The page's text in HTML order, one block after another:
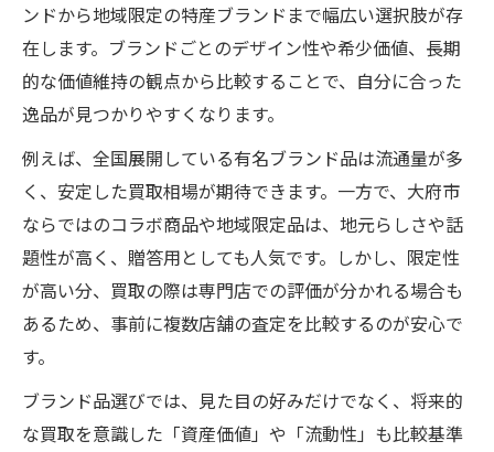
大府市発ブランド品の魅力を探る
ブランド品文化が根付く理由を解説
愛知県大府市で注目のブランド品傾向
ブランド品選びと買取価格比較表
高評価につながるブランド品選定ポイント
買取を意識したブランド品活用術
大府市で賢くブランド品を選ぶコツ
ブランド品買取時の注意事項まとめ
観光とブランド品体験おすすめ一覧
大府市観光で見つけるブランド品の魅力
ンドから地域限定の特産ブランドまで幅広い選択肢が存
在します。ブランドごとのデザイン性や希少価値、長期
的な価値維持の観点から比較することで、自分に合った
逸品が見つかりやすくなります。
例えば、全国展開している有名ブランド品は流通量が多
く、安定した買取相場が期待できます。一方で、大府市
ならではのコラボ商品や地域限定品は、地元らしさや話
題性が高く、贈答用としても人気です。しかし、限定性
が高い分、買取の際は専門店での評価が分かれる場合も
あるため、事前に複数店舗の査定を比較するのが安心で
す。
ブランド品選びでは、見た目の好みだけでなく、将来的
な買取を意識した「資産価値」や「流動性」も比較基準